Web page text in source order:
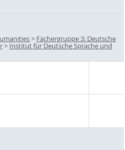
> Fächergruppe 3: Deutsche
> Institut für Deutsche Sprache und